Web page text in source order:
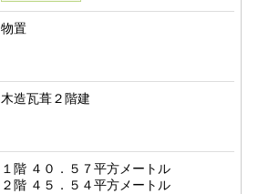
物置
木造瓦葺２階建
１階 ４０．５７平方メートル
２階 ４５．５４平方メートル